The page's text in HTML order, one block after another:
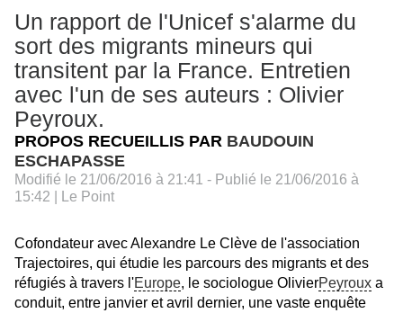
Un rapport de l'Unicef s'alarme du
sort des migrants mineurs qui
transitent par la France. Entretien
avec l'un de ses auteurs : Olivier
Peyroux.
PROPOS RECUEILLIS PAR BAUDOUIN
ESCHAPASSE
Modifié le 21/06/2016 à 21:41 - Publié le 21/06/2016 à
15:42
| Le Point
Cofondateur avec Alexandre Le Clève de l'association
Trajectoires, qui étudie les parcours des migrants et des
réfugiés à travers l'Europe, le sociologue OlivierPeyroux a
conduit, entre janvier et avril dernier, une vaste enquête